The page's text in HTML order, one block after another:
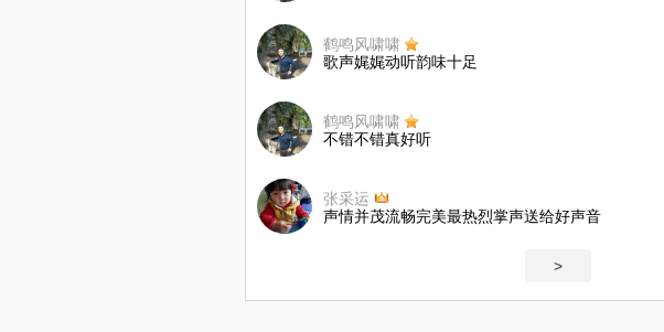
鹤鸣风啸啸
歌声娓娓动听韵味十足
鹤鸣风啸啸
不错不错真好听
张采运
声情并茂流畅完美最热烈掌声送给好声音
>